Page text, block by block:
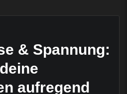
& Spannung:
aufregend